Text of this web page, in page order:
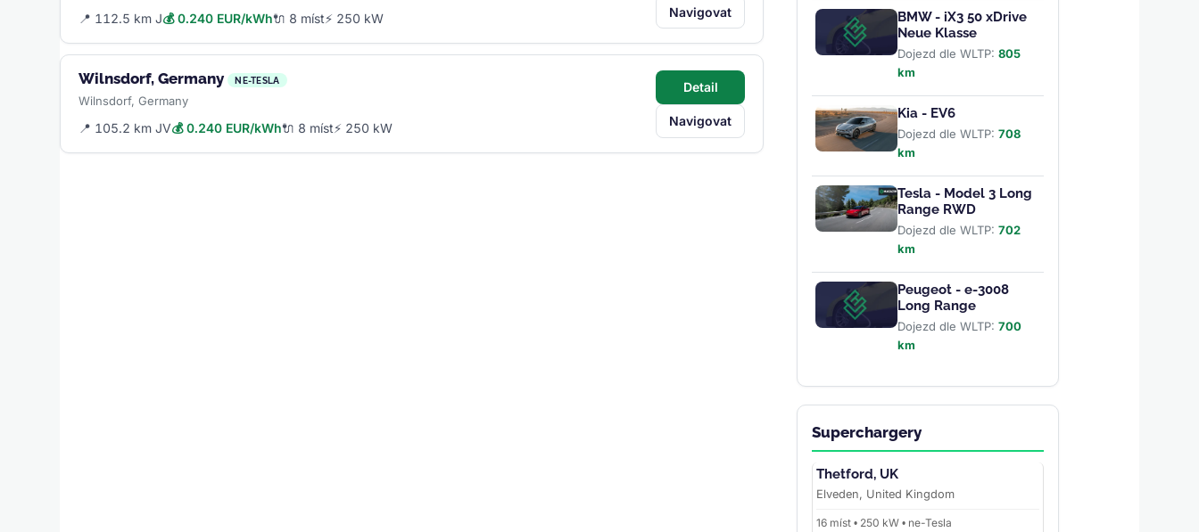
📍 112.5 km J💰 0.240 EUR/kWh🔌 8 míst⚡ 250 kW Navigovat
Wilnsdorf, Germany NE-TESLA
Wilnsdorf, Germany
📍 105.2 km JV💰 0.240 EUR/kWh🔌 8 míst⚡ 250 kW
Detail
Navigovat
BMW - iX3 50 xDrive
Neue Klasse
Dojezd dle WLTP: 805
km
Kia - EV6
Dojezd dle WLTP: 708
km
Tesla - Model 3 Long
Range RWD
Dojezd dle WLTP: 702
km
Peugeot - e-3008
Long Range
Dojezd dle WLTP: 700
km
Superchargery
Thetford, UK
Elveden, United Kingdom
16 míst • 250 kW • ne-Tesla